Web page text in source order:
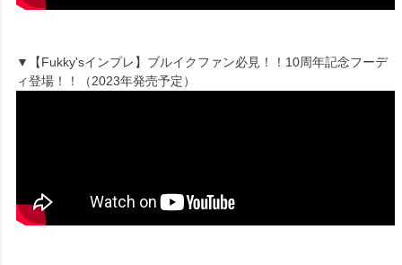
▼【Fukky'sインプレ】ブルイクファン必見！！10周年記念フーデ
ィ登場！！（2023年発売予定）